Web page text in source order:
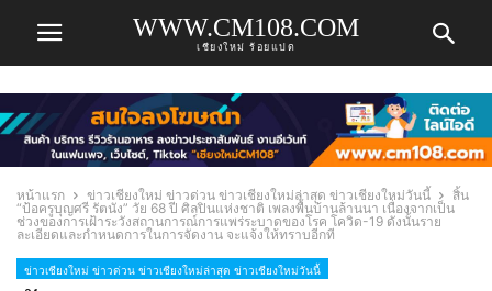
WWW.CM108.COM
เชียงใหม่ ร้อยแปด
หน้าแรก ข่าวเชียงใหม่ ข่าวด่วน ข่าวเชียงใหม่ล่าสุด ข่าวเชียงใหม่วันนี้
สิ้น
“ป้อครูบุญศรี รัตนัง” วัย 68 ปี ศิลปินแห่งชาติ เพลงพื้นบ้านล้านนา เนื่องจากเป็น
ช่วงของการเฝ้าระวังสถานการณ์การแพร่ระบาดของโรค โควิด-19 ดังนั้นราย
ละเอียดและกำหนดการในการจัดงาน จะแจ้งให้ทราบอีกที
ข่าวเชียงใหม่ ข่าวด่วน ข่าวเชียงใหม่ล่าสุด ข่าวเชียงใหม่วันนี้